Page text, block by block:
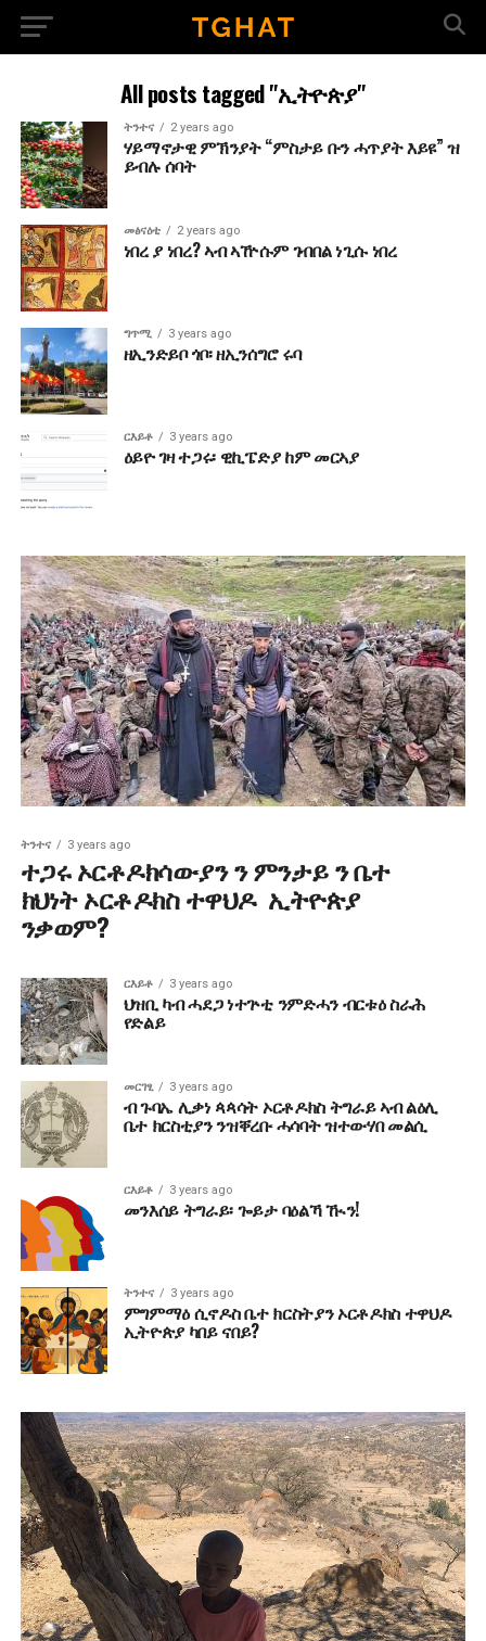
All posts tagged "ኢትዮጵያ"
ትንተና 2 years ago
ሃይማኖታዊ ምኽንያት “ምስታይ ቡን ሓጥያት እይዩ” ዝ
ይብሉ ሰባት
መፅናዕቲ 2 years ago
ነበረ ያ ነበረ? ኣብ ኣዅሱም ገብበል ነጊሱ ነበረ
ግጥሚ 3 years ago
ዘኢንድይቦ ጎቦ፡ ዘኢንሰግሮ ሩባ
ርእይቶ 3 years ago
ዕይዮ ገዛ ተጋሩ፡ ዊኪፔድያ ከም መርኣያ
ትንተና 3 years ago
ተጋሩ ኦርቶዶክሳውያን ን ምንታይ ን ቤተ
ክህነት ኦርቶዶክስ ተዋህዶ ኢትዮጵያ
ንቃወም?
ርእይቶ 3 years ago
ህዝቢ ካብ ሓደጋ ነተጕቲ ንምድሓን ብርቱዕ ስራሕ
የድልይ
መርገፂ 3 years ago
ብ ጉባኤ ሊቃነ ጳጳሳት ኦርቶዶክስ ትግራይ ኣብ ልዕሊ
ቤተ ክርስቲያን ንዝቐረቡ ሓሳባት ዝተውሃበ መልሲ
ርእይቶ 3 years ago
መንእሰይ ትግራይ፡ ጐይታ ባዕልኻ ዂን!
ትንተና 3 years ago
ምግምማዕ ሲኖዶስ ቤተ ክርስትያን ኦርቶዶክስ ተዋህዶ
ኢትዮጵያ ካበይ ናበይ?